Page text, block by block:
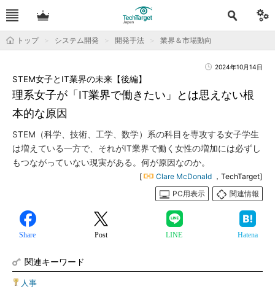
トップ システム開発 開発手法 業界＆市場動向
2024年10月14日
理系女子が「IT業界で働きたい」とは思えない根
本的な原因
STEM女子とIT業界の未来【後編】
STEM（科学、技術、工学、数学）系の科目を専攻する女子学生
は増えている一方で、それがIT業界で働く女性の増加には必ずし
もつながっていない現実がある。何が原因なのか。
[ Clare McDonald ，TechTarget]
PC用表示
関連情報
Share Post LINE Hatena
関連キーワード
人事